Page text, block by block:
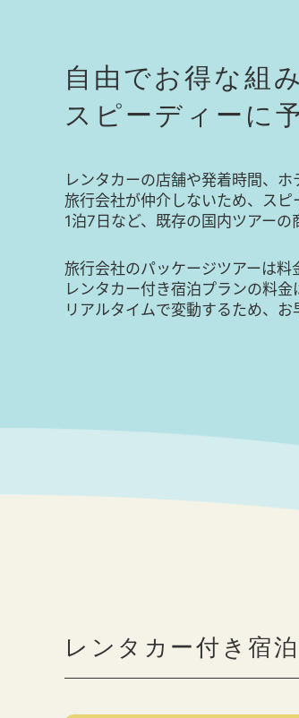
自由でお得な組
スピーディーに
レンタカーの店舗や発着時間、
旅行会社が仲介しないため、スピ
1泊7日など、既存の国内ツアーの
旅行会社のパッケージツアーは料
レンタカー付き宿泊プランの料金
リアルタイムで変動するため、お
レンタカー付き宿